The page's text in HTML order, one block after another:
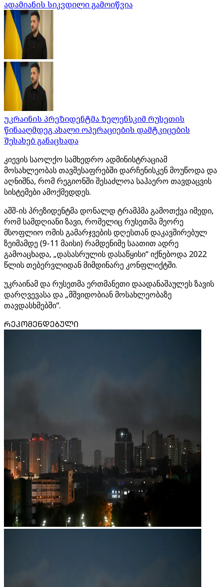
ადამიანის სიკვდილი გამოიწვია
უკრაინის პრეზიდენტმა ზელენსკიმ რუსეთის
წინააღმდეგ ახალი ოპერაციების დამტკიცების
შესახებ განაცხადა
კიევის საოლქო სამხედრო ადმინისტრაციამ
მოსახლეობას თავშესაფრებში დარჩენისკენ მოუწოდა და
აღნიშნა, რომ რეგიონში შესაძლოა საჰაერო თავდაცვის
სისტემები ამოქმედდეს.
აშშ-ის პრეზიდენტმა დონალდ ტრამპმა გამოთქვა იმედი,
რომ სამდღიანი ზავი, რომელიც რუსეთმა მეორე
მსოფლიო ომის გამარჯვების დღესთან დაკავშირებულ
ზეიმამდე (9-11 მაისი) რამდენიმე საათით ადრე
გამოაცხადა, „დასასრულის დასაწყისი“ იქნებოდა 2022
წლის თებერვლიდან მიმდინარე კონფლიქტში.
უკრაინამ და რუსეთმა ერთმანეთი დაადანაშაულეს ზავის
დარღვევასა და „მშვიდობიან მოსახლეობაზე
თავდასხმებში“.
ᲠᲔᲙᲝᲛᲔᲜᲓᲔᲑᲣᲚᲘ